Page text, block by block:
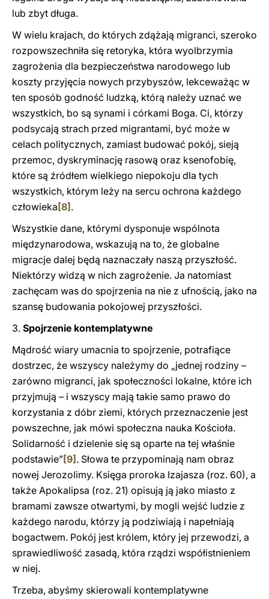
lub zbyt długa.
W wielu krajach, do których zdążają migranci, szeroko
rozpowszechniła się retoryka, która wyolbrzymia
zagrożenia dla bezpieczeństwa narodowego lub
koszty przyjęcia nowych przybyszów, lekceważąc w
ten sposób godność ludzką, którą należy uznać we
wszystkich, bo są synami i córkami Boga. Ci, którzy
podsycają strach przed migrantami, być może w
celach politycznych, zamiast budować pokój, sieją
przemoc, dyskryminację rasową oraz ksenofobię,
które są źródłem wielkiego niepokoju dla tych
wszystkich, którym leży na sercu ochrona każdego
człowieka [8] .
Wszystkie dane, którymi dysponuje wspólnota
międzynarodowa, wskazują na to, że globalne
migracje dalej będą naznaczały naszą przyszłość.
Niektórzy widzą w nich zagrożenie. Ja natomiast
zachęcam was do spojrzenia na nie z ufnością, jako na
szansę budowania pokojowej przyszłości.
3. Spojrzenie kontemplatywne
Mądrość wiary umacnia to spojrzenie, potrafiące
dostrzec, że wszyscy należymy do „jednej rodziny –
zarówno migranci, jak społeczności lokalne, które ich
przyjmują – i wszyscy mają takie samo prawo do
korzystania z dóbr ziemi, których przeznaczenie jest
powszechne, jak mówi społeczna nauka Kościoła.
Solidarność i dzielenie się są oparte na tej właśnie
podstawie”[9] . Słowa te przypominają nam obraz
nowej Jerozolimy. Księga proroka Izajasza (roz. 60), a
także Apokalipsa (roz. 21) opisują ją jako miasto z
bramami zawsze otwartymi, by mogli wejść ludzie z
każdego narodu, którzy ją podziwiają i napełniają
bogactwem. Pokój jest królem, który jej przewodzi, a
sprawiedliwość zasadą, która rządzi współistnieniem
w niej.
Trzeba, abyśmy skierowali kontemplatywne